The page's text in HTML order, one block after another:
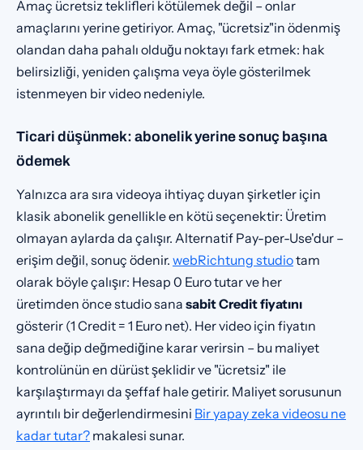
Amaç ücretsiz teklifleri kötülemek değil – onlar
amaçlarını yerine getiriyor. Amaç, "ücretsiz"in ödenmiş
olandan daha pahalı olduğu noktayı fark etmek: hak
belirsizliği, yeniden çalışma veya öyle gösterilmek
istenmeyen bir video nedeniyle.
Ticari düşünmek: abonelik yerine sonuç başına
ödemek
Yalnızca ara sıra videoya ihtiyaç duyan şirketler için
klasik abonelik genellikle en kötü seçenektir: Üretim
olmayan aylarda da çalışır. Alternatif Pay-per-Use'dur –
erişim değil, sonuç ödenir. webRichtung studiotam
olarak böyle çalışır: Hesap 0 Euro tutar ve her
üretimden önce studio sana sabit Credit fiyatını
gösterir (1 Credit = 1 Euro net). Her video için fiyatın
sana değip değmediğine karar verirsin – bu maliyet
kontrolünün en dürüst şeklidir ve "ücretsiz" ile
karşılaştırmayı da şeffaf hale getirir. Maliyet sorusunun
ayrıntılı bir değerlendirmesini Bir yapay zeka videosu ne
kadar tutar? makalesi sunar.